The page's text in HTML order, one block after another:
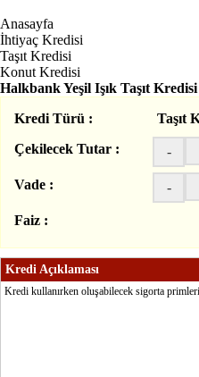
Anasayfa
İhtiyaç Kredisi
Taşıt Kredisi
Konut Kredisi
Halkbank Yeşil Işık Taşıt Kredisi
Kredi Türü :
Taşıt
Çekilecek Tutar :
-
Vade : -
Faiz :
Kredi Açıklaması
Kredi kullanırken oluşabilecek sigorta